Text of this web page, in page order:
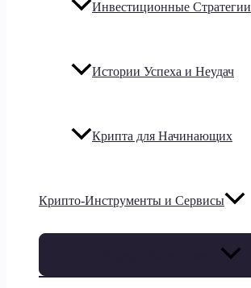
Инвестиционные Стратегии
Истории Успеха и Неудач
Крипта для Начинающих
Крипто-Инструменты и Сервисы